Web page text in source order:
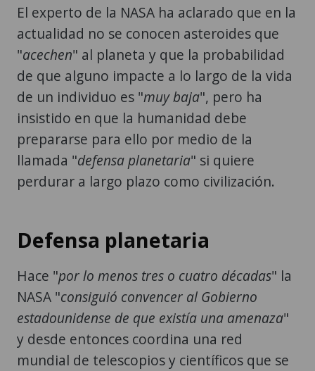
El experto de la NASA ha aclarado que en la
actualidad no se conocen asteroides que
"acechen" al planeta y que la probabilidad
de que alguno impacte a lo largo de la vida
de un individuo es "muy baja", pero ha
insistido en que la humanidad debe
prepararse para ello por medio de la
llamada "defensa planetaria" si quiere
perdurar a largo plazo como civilización.
Defensa planetaria
Hace "por lo menos tres o cuatro décadas" la
NASA "consiguió convencer al Gobierno
estadounidense de que existía una amenaza"
y desde entonces coordina una red
mundial de telescopios y científicos que se